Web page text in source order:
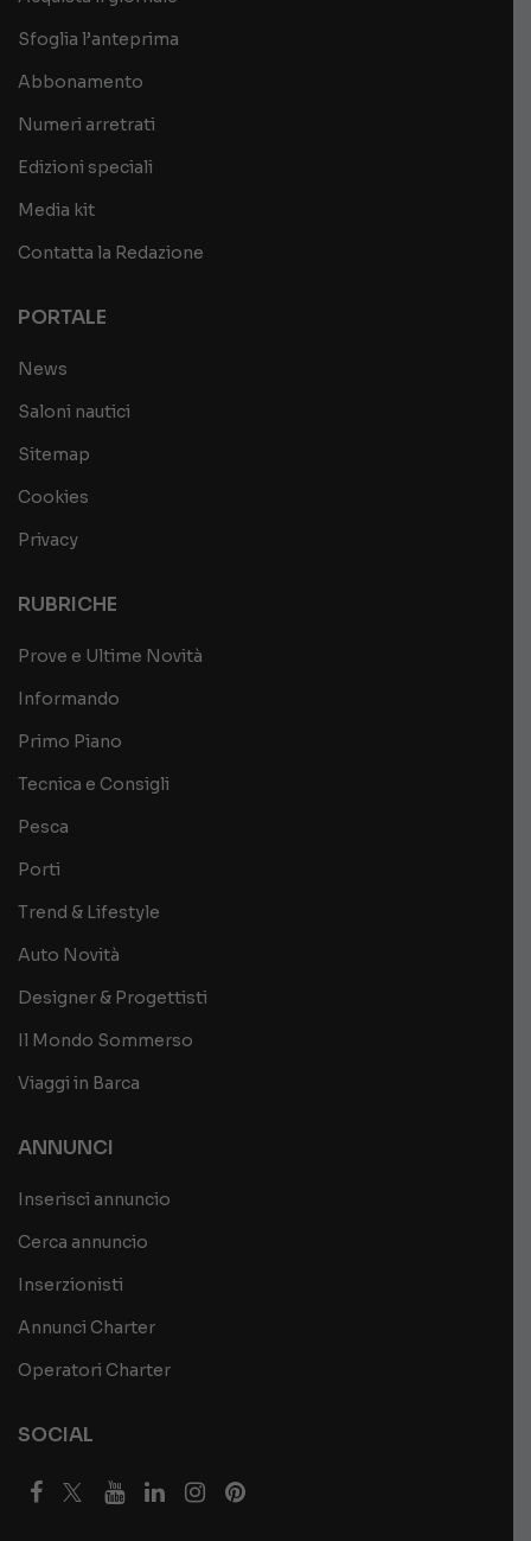
Sfoglia l’anteprima
Abbonamento
Numeri arretrati
Edizioni speciali
Media kit
Contatta la Redazione
PORTALE
News
Saloni nautici
Sitemap
Cookies
Privacy
RUBRICHE
Prove e Ultime Novità
Informando
Primo Piano
Tecnica e Consigli
Pesca
Porti
Trend & Lifestyle
Auto Novità
Designer & Progettisti
Il Mondo Sommerso
Viaggi in Barca
ANNUNCI
Inserisci annuncio
Cerca annuncio
Inserzionisti
Annunci Charter
Operatori Charter
SOCIAL